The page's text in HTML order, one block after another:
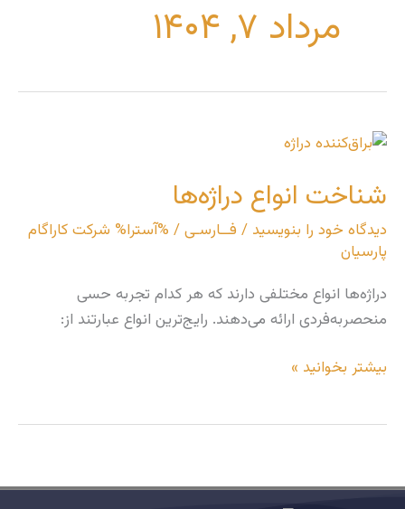
مرداد ۷, ۱۴۰۴
شناخت انواع دراژه‌ها
دیدگاه‌ خود را بنویسید / فــارسـی/ %آسترا% شرکت کاراگام
پارسیان
دراژه‌ها انواع مختلفی دارند که هر کدام تجربه حسی
منحصربه‌فردی ارائه می‌دهند. رایج‌ترین انواع عبارتند از:
شناخت
دراژه‌ها
بیشتر بخوانید »